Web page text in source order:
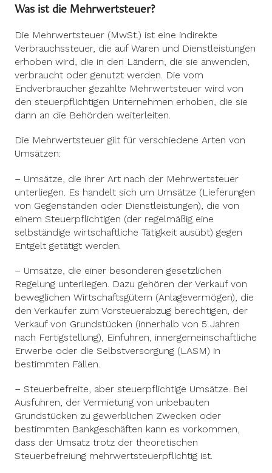
Was ist die Mehrwertsteuer?
Die Mehrwertsteuer (MwSt.) ist eine indirekte
Verbrauchssteuer, die auf Waren und Dienstleistungen
erhoben wird, die in den Ländern, die sie anwenden,
verbraucht oder genutzt werden. Die vom
Endverbraucher gezahlte Mehrwertsteuer wird von
den steuerpflichtigen Unternehmen erhoben, die sie
dann an die Behörden weiterleiten.
Die Mehrwertsteuer gilt für verschiedene Arten von
Umsätzen:
– Umsätze, die ihrer Art nach der Mehrwertsteuer
unterliegen. Es handelt sich um Umsätze (Lieferungen
von Gegenständen oder Dienstleistungen), die von
einem Steuerpflichtigen (der regelmäßig eine
selbständige wirtschaftliche Tätigkeit ausübt) gegen
Entgelt getätigt werden.
– Umsätze, die einer besonderen gesetzlichen
Regelung unterliegen. Dazu gehören der Verkauf von
beweglichen Wirtschaftsgütern (Anlagevermögen), die
den Verkäufer zum Vorsteuerabzug berechtigen, der
Verkauf von Grundstücken (innerhalb von 5 Jahren
nach Fertigstellung), Einfuhren, innergemeinschaftliche
Erwerbe oder die Selbstversorgung (LASM) in
bestimmten Fällen.
– Steuerbefreite, aber steuerpflichtige Umsätze. Bei
Ausfuhren, der Vermietung von unbebauten
Grundstücken zu gewerblichen Zwecken oder
bestimmten Bankgeschäften kann es vorkommen,
dass der Umsatz trotz der theoretischen
Steuerbefreiung mehrwertsteuerpflichtig ist.